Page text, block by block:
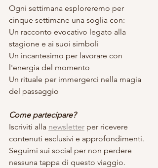
Ogni settimana esploreremo per
cinque settimane una soglia con:
Un racconto evocativo legato alla
stagione e ai suoi simboli
Un incantesimo per lavorare con
l'energia del momento
Un rituale per immergerci nella magia
del passaggio
Come partecipare?
Iscriviti alla newsletter per ricevere
contenuti esclusivi e approfondimenti.
Seguimi sui social per non perdere
nessuna tappa di questo viaggio.